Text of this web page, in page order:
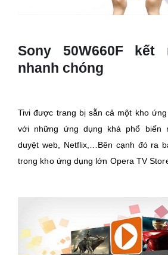
Sony 50W660F kết
nhanh chóng
Tivi được trang bị sẵn cả một kho
với những ứng dụng khá phổ biến
duyệt web, Netflix,…Bên cạnh đó ra
trong kho ứng dụng lớn Opera TV